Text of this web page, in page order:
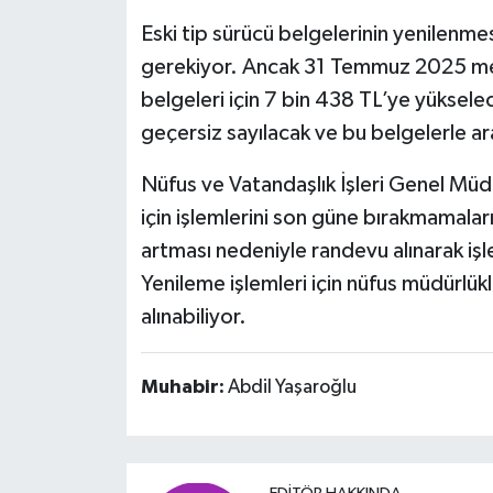
Eski tip sürücü belgelerinin
gerekiyor. Ancak 31 Temmuz 2025
belgeleri için 7 bin 438 TL’ye
geçersiz sayılacak ve bu belgelerle
Nüfus ve Vatandaşlık İşleri Genel
için işlemlerini son güne
artması nedeniyle randevu alınarak
Yenileme işlemleri için nüfus
alınabiliyor.
Muhabir: Abdil Yaşaroğlu